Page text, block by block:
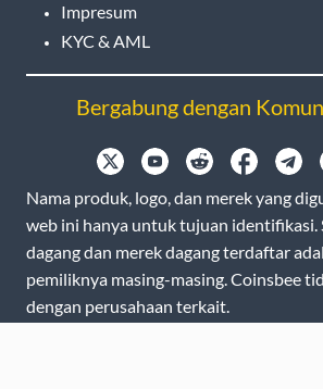
Impresum
KYC & AML
Bergabung dengan
Nama produk, logo, dan merek yang
web ini hanya untuk tujuan identifikasi.
dagang dan merek dagang terdaftar
pemiliknya masing-masing. Coinsbee
dengan perusahaan terkait.